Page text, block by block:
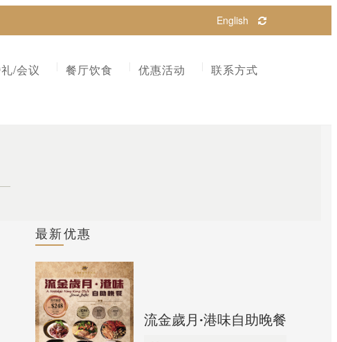
English
/会议 餐厅饮食 优惠活动 联系方式
最新优惠
流金歲月·港味自助晚餐